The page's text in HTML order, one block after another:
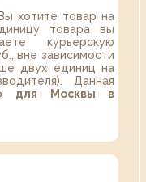
хотите товар на
товара вы
курьерскую
вне зависимости
двух единиц на
Данная
для Москвы в